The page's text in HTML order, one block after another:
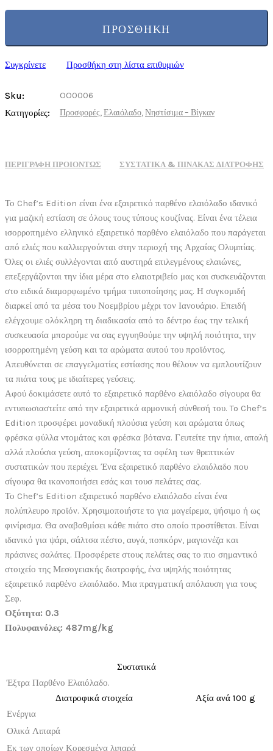
ΠΡΟΣΘΉΚΗ
Συγκρίνετε Προσθήκη στη λίστα επιθυμιών
Sku: OO0006
Κατηγορίες: Προσφορές,Ελαιόλαδο,Νηστίσιμα – Βίγκαν
ΠΕΡΙΓΡΑΦΗ ΠΡΟΪΟΝΤΩΣ ΣΥΣΤΑΤΙΚΆ & ΠΊΝΑΚΑΣ ΔΙΑΤΡΟΦΉΣ
Το Chef’s Edition είναι ένα εξαιρετικό παρθένο ελαιόλαδο ιδανικό
για μαζική εστίαση σε όλους τους τύπους κουζίνας. Είναι ένα τέλεια
ισορροπημένο ελληνικό εξαιρετικό παρθένο ελαιόλαδο που παράγεται
από ελιές που καλλιεργούνται στην περιοχή της Αρχαίας Ολυμπίας.
Όλες οι ελιές συλλέγονται από αυστηρά επιλεγμένους ελαιώνες,
επεξεργάζονται την ίδια μέρα στο ελαιοτριβείο μας και συσκευάζονται
στο ειδικά διαμορφωμένο τμήμα τυποποίησης μας. Η συγκομιδή
διαρκεί από τα μέσα του Νοεμβρίου μέχρι τον Ιανουάριο. Επειδή
ελέγχουμε ολόκληρη τη διαδικασία από το δέντρο έως την τελική
συσκευασία μπoρούμε να σας εγγυηθούμε την υψηλή ποιότητα, την
ισορροπημένη γεύση και τα αρώματα αυτού του προϊόντος.
Απευθύνεται σε επαγγελματίες εστίασης που θέλουν να εμπλουτίζουν
τα πιάτα τους με ιδιαίτερες γεύσεις.
Αφού δοκιμάσετε αυτό το εξαιρετικό παρθένο ελαιόλαδο σίγουρα θα
εντυπωσιαστείτε από την εξαιρετικά αρμονική σύνθεσή του. To Chef’s
Edition προσφέρει μοναδική πλούσια γεύση και αρώματα όπως
φρέσκα φύλλα ντομάτας και φρέσκα βότανα. Γευτείτε την ήπια, απαλή
αλλά πλούσια γεύση, αποκομίζοντας τα οφέλη των θρεπτικών
συστατικών που περιέχει. Ένα εξαιρετικό παρθένο ελαιόλαδο που
σίγουρα θα ικανοποιήσει εσάς και τουσ πελάτες σας.
Το Chef’s Edition εξαιρετικό παρθένο ελαιόλαδο είναι ένα
πολύπλευρο προϊόν. Χρησιμοποιήστε το για μαγείρεμα, ψήσιμο ή ως
φινίρισμα. Θα αναβαθμίσει κάθε πιάτο στο οποίο προστίθεται. Είναι
ιδανικό για ψάρι, σάλτσα πέστο, αυγά, ποπκόρν, μαγιονέζα και
πράσινες σαλάτες. Προσφέρετε στους πελάτες σας το πιο σημαντικό
στοιχείο της Μεσογειακής διατροφής, ένα υψηλής ποιότητας
εξαιρετικό παρθένο ελαιόλαδο. Μια πραγματική απόλαυση για τους
Σεφ.
Οξύτητα: 0.3
Πολυφαινόλες: 487mg/kg
Συστατικά
Έξτρα Παρθένο Ελαιόλαδο.
Διατροφικά στοιχεία
Αξία ανά 100 g
Ενέργια
Ολικά Λιπαρά
Εκ των οποίων Κορεσμένα λιπαρά